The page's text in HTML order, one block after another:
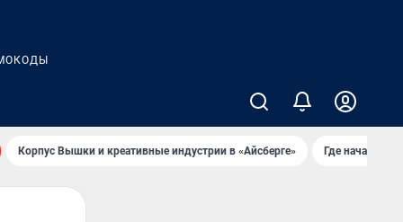
Корпус Вышки и креативные индустрии в «Айсберге» Где начать